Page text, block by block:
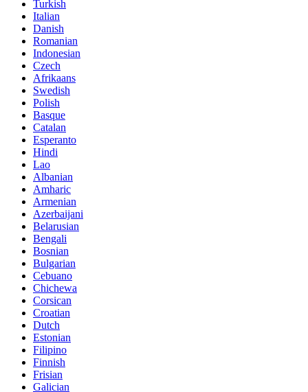
Turkish
Italian
Danish
Romanian
Indonesian
Czech
Afrikaans
Swedish
Polish
Basque
Catalan
Esperanto
Hindi
Lao
Albanian
Amharic
Armenian
Azerbaijani
Belarusian
Bengali
Bosnian
Bulgarian
Cebuano
Chichewa
Corsican
Croatian
Dutch
Estonian
Filipino
Finnish
Frisian
Galician